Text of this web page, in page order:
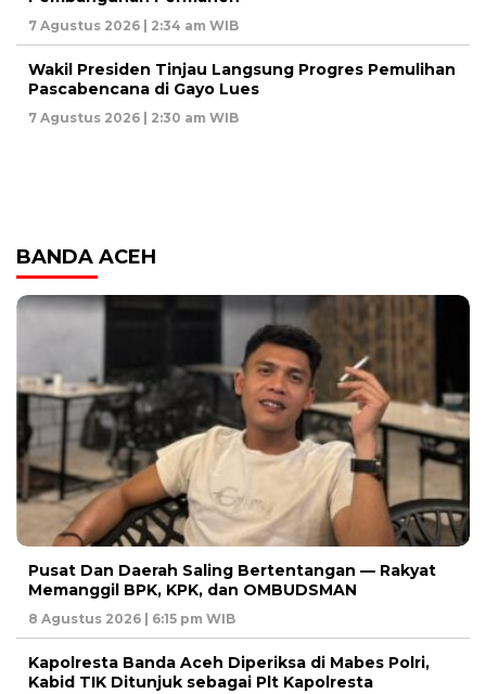
7 Agustus 2026 | 2:34 am WIB
Wakil Presiden Tinjau Langsung Progres Pemulihan
Pascabencana di Gayo Lues
7 Agustus 2026 | 2:30 am WIB
BANDA ACEH
Pusat Dan Daerah Saling Bertentangan — Rakyat
Memanggil BPK, KPK, dan OMBUDSMAN
8 Agustus 2026 | 6:15 pm WIB
Kapolresta Banda Aceh Diperiksa di Mabes Polri,
Kabid TIK Ditunjuk sebagai Plt Kapolresta